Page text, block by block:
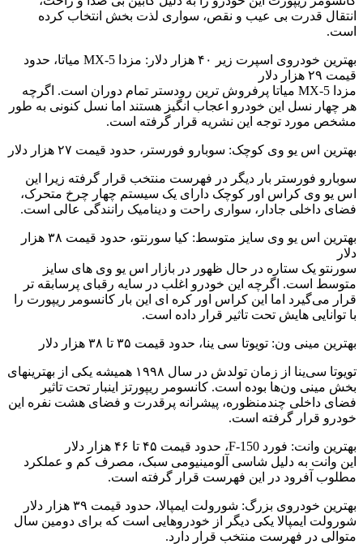
انتقال قدرت بی عیب و نقص، سواری لذت بخش انتخاب کرده
است.
بهترین خودروی اسپرت زیر ۴۰ هزار دلار: مزدا MX-5 میاتا، حدود
قیمت ۲۹ هزار دلار
مزدا MX-5 میاتا پرفروش ترین رودستر تمام دوران است. اگرچه
هر چهار نسل این خودرو اعجاب انگیز هستند اما نسل کنونی به طور
مشخص مورد توجه این نشریه قرار گرفته است.
بهترین اس یو وی کوچک: سوبارو فورستر، حدود قیمت ۲۷ هزار دلار
سوبارو فورستر بار دیگر در فهرست منتخب قرار گرفته زیرا این
اس یو وی کراس اور کوچک دارای یک سیستم چهار چرخ متحرک،
فضای داخلی جادار، سواری راحت و دینامیک رانندگی عالی است.
بهترین اس یو وی سایز متوسط: کیا سورنتو، حدود قیمت ۳۸ هزار
دلار
سورنتو یک ستاره در حال ظهور در بازار اس یو وی های سایز
متوسط است. اگرچه این خودرو اغلب در سایه رقبای پرسابقه تر
قرار می‌گیرد اما این کراس اور کره ای این بار کانسومر ریپورت را
با توانایی هایش تحت تاثیر قرار داده است.
بهترین مینی ون: تویوتا سی ینا، حدود قیمت ۳۵ تا ۳۸ هزار دلار
تویوتا سی‌ینا از زمان تولدش در سال ۱۹۹۸ همیشه یکی از بهترینهای
بخش مینی ون‌ها بوده است. کانسومر ریپورتز اینبار تحت تاثیر
فضای داخلی چندمنظوره، پیشرانه پرقدرت و فضای هشت نفره این
خودرو قرار گرفته است.
بهترین وانت: فورد F-150، حدود قیمت ۴۵ تا ۴۶ هزار دلار
این وانت به دلیل شاسی آلومینیومی سبک، مصرف کم و عملکرد
مطلوب آفرود در این فهرست قرار گرفته است.
بهترین خودروی بزرگ: شورولت ایمپالا، حدود قیمت ۳۹ هزار دلار
شورولت ایمپالا یکی دیگر از خودروهایی است که برای دومین سال
متوالی در فهرست منتخب قرار دارد.